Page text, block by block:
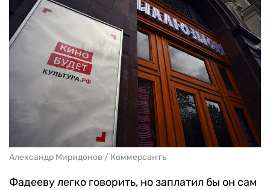
Александр Миридонов / Коммерсантъ
Фадееву легко говорить, но заплатил бы он сам